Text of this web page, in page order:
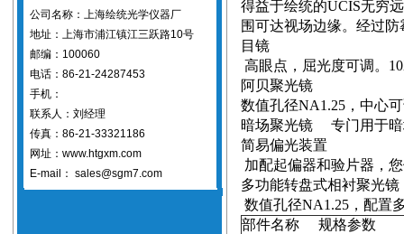
公司名称：上海绘统光学仪器厂
地址：上海市浦江镇江三跃路10号
邮编：100060
电话：86-21-24287453
手机：
联系人：刘经理
传真：86-21-33321186
网址：www.htgxm.com
E-mail： sales@sgm7.com
得益于绘统的UCIS无穷
围可达视场边缘。经过防
目镜
高眼点，屈光度可调。
阿贝聚光镜
数值孔径NA1.25 ，中心
暗场聚光镜
专门用于
简易偏光装置
加配起偏器和验片器，
多功能转盘式相衬聚光镜
数值孔径NA1.25 ，配置
部件名称
规格参数